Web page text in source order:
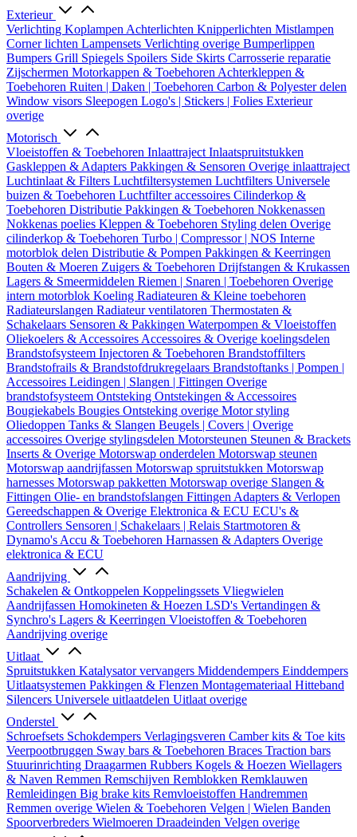
Exterieur
Verlichting Koplampen Achterlichten Knipperlichten Mistlampen
Corner lichten Lampensets Verlichting overige Bumperlippen
Bumpers Grill Spiegels Spoilers Side Skirts Carrosserie reparatie
Zijschermen Motorkappen & Toebehoren Achterkleppen &
Toebehoren Ruiten | Daken | Toebehoren Carbon & Polyester delen
Window visors Sleepogen Logo's | Stickers | Folies Exterieur
overige
Motorisch
Vloeistoffen & Toebehoren Inlaattraject Inlaatspruitstukken
Gaskleppen & Adapters Pakkingen & Sensoren Overige inlaattraject
Luchtinlaat & Filters Luchtfiltersystemen Luchtfilters Universele
buizen & Toebehoren Luchtfilter accessoires Cilinderkop &
Toebehoren Distributie Pakkingen & Toebehoren Nokkenassen
Nokkenas poelies Kleppen & Toebehoren Styling delen Overige
cilinderkop & Toebehoren Turbo | Compressor | NOS Interne
motorblok delen Distributie & Pompen Pakkingen & Keerringen
Bouten & Moeren Zuigers & Toebehoren Drijfstangen & Krukassen
Lagers & Smeermiddelen Riemen | Snaren | Toebehoren Overige
intern motorblok Koeling Radiateuren & Kleine toebehoren
Radiateurslangen Radiateur ventilatoren Thermostaten &
Schakelaars Sensoren & Pakkingen Waterpompen & Vloeistoffen
Oliekoelers & Accessoires Accessoires & Overige koelingsdelen
Brandstofsysteem Injectoren & Toebehoren Brandstoffilters
Brandstofrails & Brandstofdrukregelaars Brandstoftanks | Pompen |
Accessoires Leidingen | Slangen | Fittingen Overige
brandstofsysteem Ontsteking Ontstekingen & Accessoires
Bougiekabels Bougies Ontsteking overige Motor styling
Oliedoppen Tanks & Slangen Beugels | Covers | Overige
accessoires Overige stylingsdelen Motorsteunen Steunen & Brackets
Inserts & Overige Motorswap onderdelen Motorswap steunen
Motorswap aandrijfassen Motorswap spruitstukken Motorswap
harnesses Motorswap pakketten Motorswap overige Slangen &
Fittingen Olie- en brandstofslangen Fittingen Adapters & Verlopen
Gereedschappen & Overige Elektronica & ECU ECU's &
Controllers Sensoren | Schakelaars | Relais Startmotoren &
Dynamo's Accu & Toebehoren Harnassen & Adapters Overige
elektronica & ECU
Aandrijving
Schakelen & Ontkoppelen Koppelingssets Vliegwielen
Aandrijfassen Homokineten & Hoezen LSD's Vertandingen &
Synchro's Lagers & Keerringen Vloeistoffen & Toebehoren
Aandrijving overige
Uitlaat
Spruitstukken Katalysator vervangers Middendempers Einddempers
Uitlaatsystemen Pakkingen & Flenzen Montagemateriaal Hitteband
Silencers Universele uitlaatdelen Uitlaat overige
Onderstel
Schroefsets Schokdempers Verlagingsveren Camber kits & Toe kits
Veerpootbruggen Sway bars & Toebehoren Braces Traction bars
Stuurinrichting Draagarmen Rubbers Kogels & Hoezen Wiellagers
& Naven Remmen Remschijven Remblokken Remklauwen
Remleidingen Big brake kits Remvloeistoffen Handremmen
Remmen overige Wielen & Toebehoren Velgen | Wielen Banden
Spoorverbreders Wielmoeren Draadeinden Velgen overige